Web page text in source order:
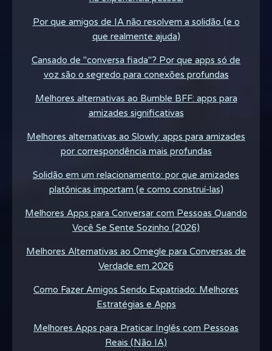
Por que amigos de IA não resolvem a solidão (e o
que realmente ajuda)
Cansado de "conversa fiada"? Por que apps só de
voz são o segredo para conexões profundas
Melhores alternativas ao Bumble BFF: apps para
amizades significativas
Melhores alternativas ao Slowly: apps para amizades
por correspondência mais profundas
Solidão em um relacionamento: por que amizades
platônicas importam (e como construí-las)
Melhores Apps para Conversar com Pessoas Quando
Você Se Sente Sozinho (2026)
Melhores Alternativas ao Omegle para Conversas de
Verdade em 2026
Como Fazer Amigos Sendo Expatriado: Melhores
Estratégias e Apps
Melhores Apps para Praticar Inglês com Pessoas
Reais (Não IA)